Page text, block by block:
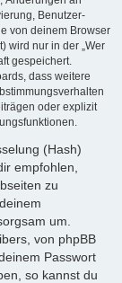
Benutzer-
von deinem Browser
wird nur in der „Wer
gespeichert.
dass weitere
oder explizit
(Hash)
empfohlen,
zu
um.
von phpBB
Passwort
so kannst du